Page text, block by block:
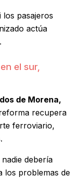
los pasajeros
actúa
el sur,
de Morena,
recupera
ferroviario,
debería
los problemas de